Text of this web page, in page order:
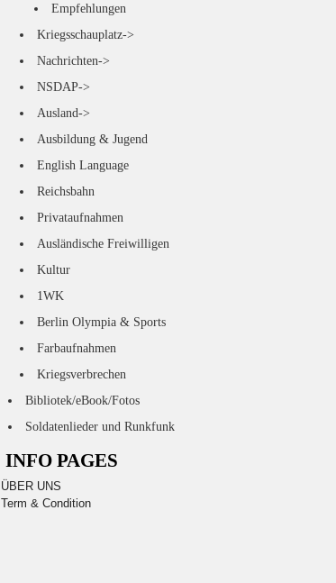
Empfehlungen
Kriegsschauplatz->
Nachrichten->
NSDAP->
Ausland->
Ausbildung & Jugend
English Language
Reichsbahn
Privataufnahmen
Ausländische Freiwilligen
Kultur
1WK
Berlin Olympia & Sports
Farbaufnahmen
Kriegsverbrechen
Bibliotek/eBook/Fotos
Soldatenlieder und Runkfunk
INFO PAGES
ÜBER UNS
Term & Condition